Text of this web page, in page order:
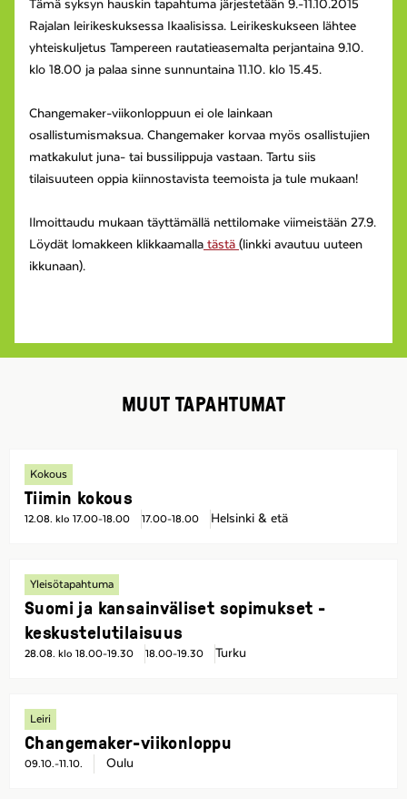
Tämä syksyn hauskin tapahtuma järjestetään 9.-11.10.2015
Rajalan leirikeskuksessa Ikaalisissa. Leirikeskukseen lähtee
yhteiskuljetus Tampereen rautatieasemalta perjantaina 9.10.
klo 18.00 ja palaa sinne sunnuntaina 11.10. klo 15.45.
Changemaker-viikonloppuun ei ole lainkaan
osallistumismaksua. Changemaker korvaa myös osallistujien
matkakulut juna- tai bussilippuja vastaan. Tartu siis
tilaisuuteen oppia kiinnostavista teemoista ja tule mukaan!
Ilmoittaudu mukaan täyttämällä nettilomake viimeistään 27.9.
Löydät lomakkeen klikkaamalla tästä (linkki avautuu uuteen
ikkunaan).
MUUT TAPAHTUMAT
Kokous
Tiimin kokous
12.08. klo 17.00-18.00 17.00-18.00 Helsinki & etä
Yleisötapahtuma
Suomi ja kansainväliset sopimukset -
keskustelutilaisuus
28.08. klo 18.00-19.30 18.00-19.30 Turku
Leiri
Changemaker-viikonloppu
09.10.-11.10. Oulu